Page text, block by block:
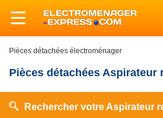
Pièces détachées électroménager
Pièces détachées Aspirateur
Rechercher votre Aspirateur